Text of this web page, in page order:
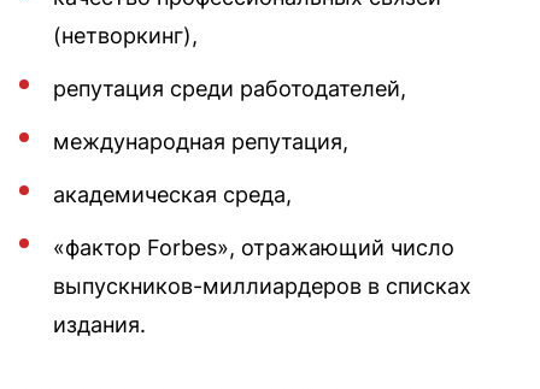
(нетворкинг),
репутация среди работодателей,
международная репутация,
академическая среда,
«фактор Forbes», отражающий число
выпускников-миллиардеров в списках
издания.